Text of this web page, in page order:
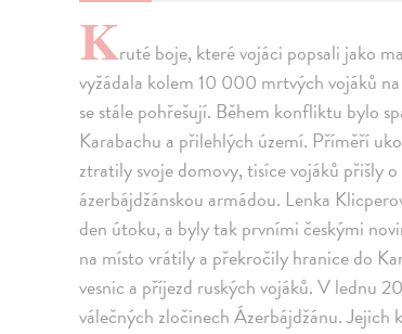
Kruté boje, které vojáci popsali jako
vyžádala kolem 10 000 mrtvých vojáků
se stále pohřešují. Během konfliktu bylo
Karabachu a přilehlých území. Příměří
ztratily svoje domovy, tisíce vojáků přišly
ázerbájdžánskou armádou. Lenka
den útoku, a byly tak prvními českými
na místo vrátily a překročily hranice do
vesnic a příjezd ruských vojáků. V lednu
válečných zločinech Ázerbájdžánu. Jejich